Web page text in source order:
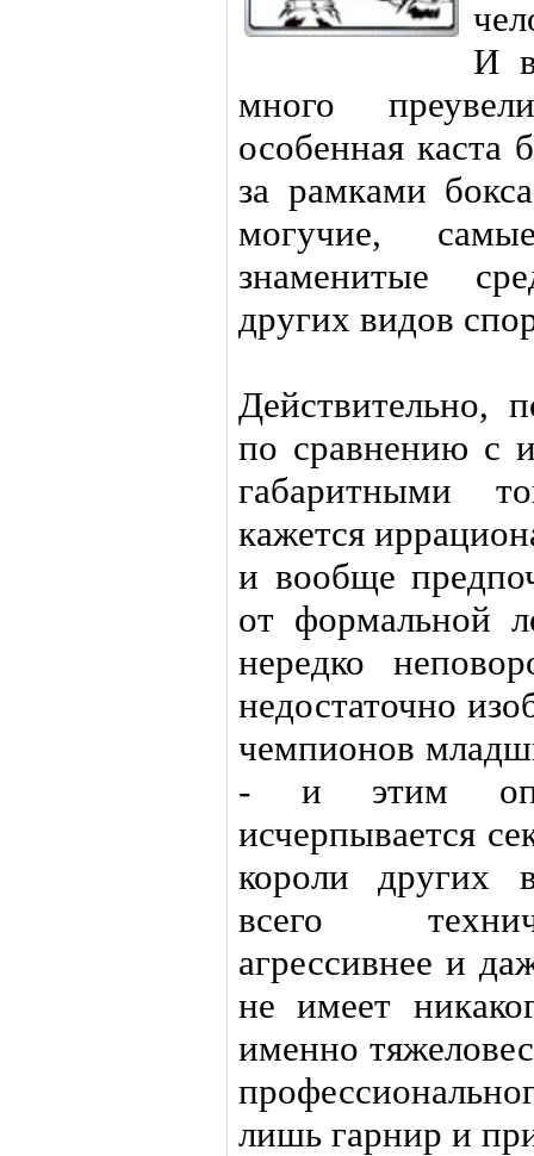
И
много
особенная каста
за рамками
могучие,
знаменитые
других видов
Действительно,
по сравнению с
габаритными
кажется
и вообще
от формальной
нередко
недостаточно
чемпионов
- и этим
исчерпывается
короли других
всего
агрессивнее и
не имеет
именно
лишь гарнир и